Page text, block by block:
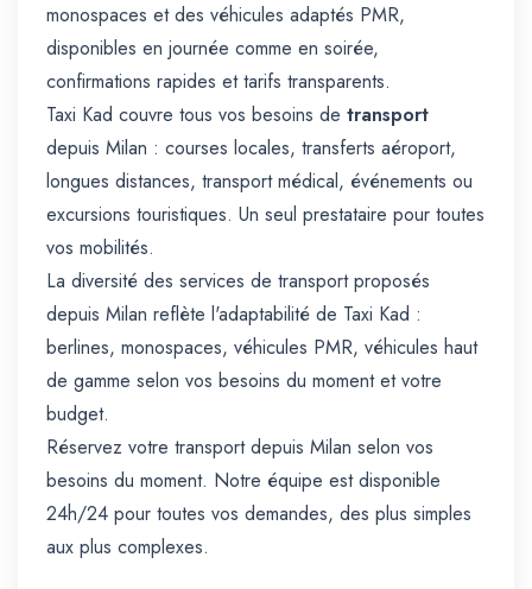
monospaces et des véhicules adaptés PMR,
disponibles en journée comme en soirée,
confirmations rapides et tarifs transparents.
Taxi Kad couvre tous vos besoins de transport
depuis Milan : courses locales, transferts aéroport,
longues distances, transport médical, événements ou
excursions touristiques. Un seul prestataire pour toutes
vos mobilités.
La diversité des services de transport proposés
depuis Milan reflète l'adaptabilité de Taxi Kad :
berlines, monospaces, véhicules PMR, véhicules haut
de gamme selon vos besoins du moment et votre
budget.
Réservez votre transport depuis Milan selon vos
besoins du moment. Notre équipe est disponible
24h/24 pour toutes vos demandes, des plus simples
aux plus complexes.